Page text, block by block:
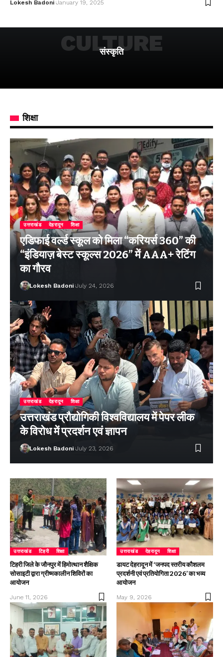
Lokesh Badoni January 19, 2025
संस्कृति
CULTURE
शिक्षा
उत्तराखंड देहरादून शिक्षा
एडिफाई वर्ल्ड स्कूल को मिला “करियर्स 360” की
“इंडियाज़ बेस्ट स्कूल्स 2026” में AAA+ रेटिंग
का गौरव
Lokesh Badoni July 24, 2026
उत्तराखंड देहरादून शिक्षा
उत्तराखंड प्रौद्योगिकी विश्वविद्यालय में पेपर लीक
के विरोध में प्रदर्शन एवं ज्ञापन
Lokesh Badoni July 23, 2026
उत्तराखंड टिहरी शिक्षा
टिहरी जिले के जौनपुर में हिमोत्थान शैक्षिक
सोसाइटी द्वारा ग्रीष्मकालीन शिविरों का
आयोजन
June 11, 2026
उत्तराखंड देहरादून शिक्षा
डायट देहरादून में ‘जनपद स्तरीय कौशलम
प्रदर्शनी एवं प्रतियोगिता 2026’ का भव्य
आयोजन
May 9, 2026